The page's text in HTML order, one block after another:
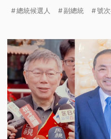
總統候選人 副總統 號